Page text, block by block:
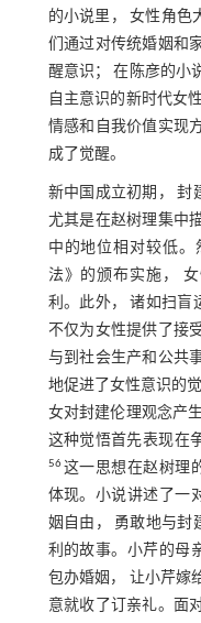
的小说里， 女性角色
们通过对传统婚姻和
醒意识； 在陈彦的小
自主意识的新时代女
情感和自我价值实现
成了觉醒。
新中国成立初期， 封
尤其是在赵树理集中
中的地位相对较低。
法》的颁布实施，
利。此外， 诸如扫盲
不仅为女性提供了接
与到社会生产和公共
地促进了女性意识的
女对封建伦理观念产
这种觉悟首先表现在
56这一思想在赵树理
体现。小说讲述了一
姻自由， 勇敢地与封
利的故事。小芹的母
包办婚姻， 让小芹嫁
意就收了订亲礼。面